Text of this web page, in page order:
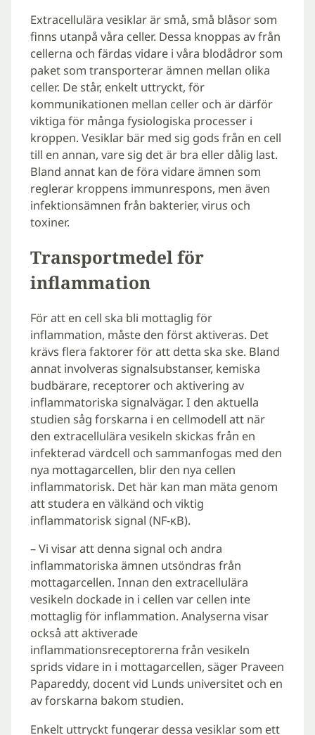
Extracellulära vesiklar är små, små blåsor som
finns utanpå våra celler. Dessa knoppas av från
cellerna och färdas vidare i våra blodådror som
paket som transporterar ämnen mellan olika
celler. De står, enkelt uttryckt, för
kommunikationen mellan celler och är därför
viktiga för många fysiologiska processer i
kroppen. Vesiklar bär med sig gods från en cell
till en annan, vare sig det är bra eller dålig last.
Bland annat kan de föra vidare ämnen som
reglerar kroppens immunrespons, men även
infektionsämnen från bakterier, virus och
toxiner.
Transportmedel för
inflammation
För att en cell ska bli mottaglig för
inflammation, måste den först aktiveras. Det
krävs flera faktorer för att detta ska ske. Bland
annat involveras signalsubstanser, kemiska
budbärare, receptorer och aktivering av
inflammatoriska signalvägar. I den aktuella
studien såg forskarna i en cellmodell att när
den extracellulära vesikeln skickas från en
infekterad värdcell och sammanfogas med den
nya mottagarcellen, blir den nya cellen
inflammatorisk. Det här kan man mäta genom
att studera en välkänd och viktig
inflammatorisk signal (NF-κB).
– Vi visar att denna signal och andra
inflammatoriska ämnen utsöndras från
mottagarcellen. Innan den extracellulära
vesikeln dockade in i cellen var cellen inte
mottaglig för inflammation. Analyserna visar
också att aktiverade
inflammationsreceptorerna från vesikeln
sprids vidare in i mottagarcellen, säger Praveen
Papareddy, docent vid Lunds universitet och en
av forskarna bakom studien.
Enkelt uttryckt fungerar dessa vesiklar som ett